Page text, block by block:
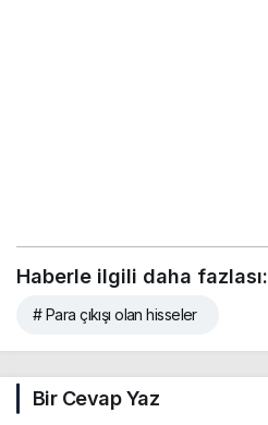
Haberle ilgili daha fazlası:
# Para çıkışı olan hisseler
Bir Cevap Yaz